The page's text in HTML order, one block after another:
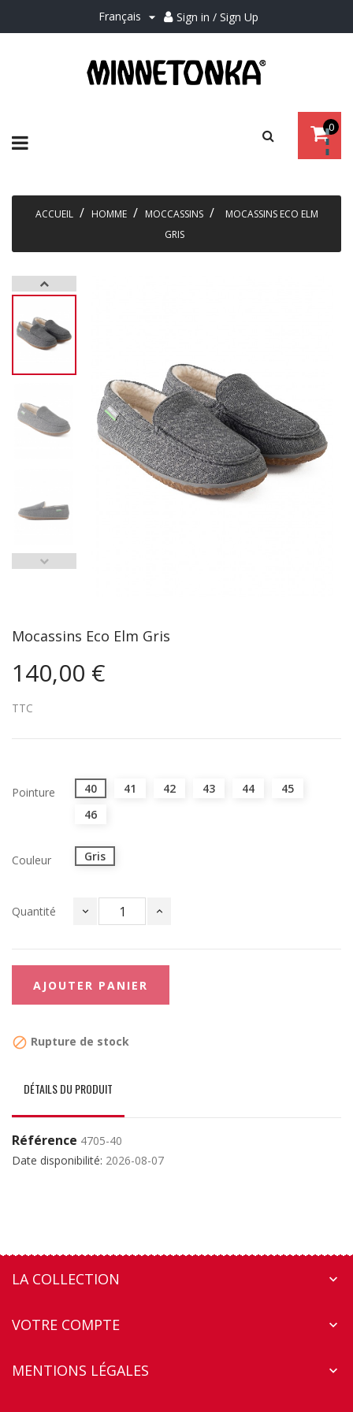
Français  Sign in / Sign Up
navigation
0
ACCUEIL HOMME MOCCASSINS
MOCASSINS ECO ELM
GRIS
Mocassins Eco Elm Gris
140,00 €
TTC
Pointure 40 41 42 43 44
45
46
Couleur Gris
Quantité
AJOUTER PANIER
 Rupture de stock
DÉTAILS DU PRODUIT
Référence 4705-40
Date disponibilité: 2026-08-07
LA COLLECTION 
VOTRE COMPTE 
MENTIONS LÉGALES 